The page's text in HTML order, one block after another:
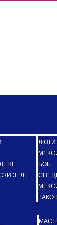
МЕКСИКАНСКИ ЗЕЛЕНЧУЦИ
БОБ
ТАКО